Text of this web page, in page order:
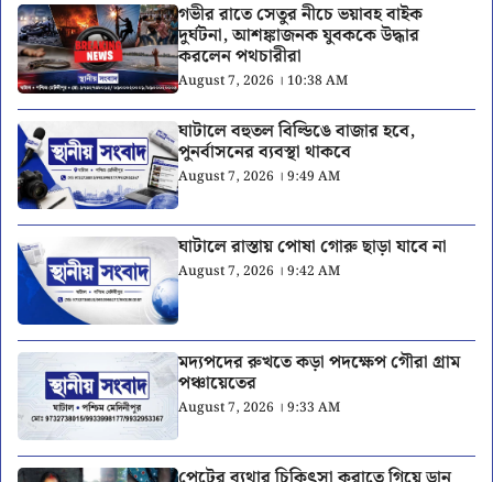
গভীর রাতে সেতুর নীচে ভয়াবহ বাইক
দুর্ঘটনা, আশঙ্কাজনক যুবককে উদ্ধার
করলেন পথচারীরা
August 7, 2026 । 10:38 AM
ঘাটালে বহুতল বিল্ডিঙে বাজার হবে,
পুনর্বাসনের ব্যবস্থা থাকবে
August 7, 2026 । 9:49 AM
ঘাটালে রাস্তায় পোষা গোরু ছাড়া যাবে না
August 7, 2026 । 9:42 AM
মদ্যপদের রুখতে কড়া পদক্ষেপ গৌরা গ্রাম
পঞ্চায়েতের
August 7, 2026 । 9:33 AM